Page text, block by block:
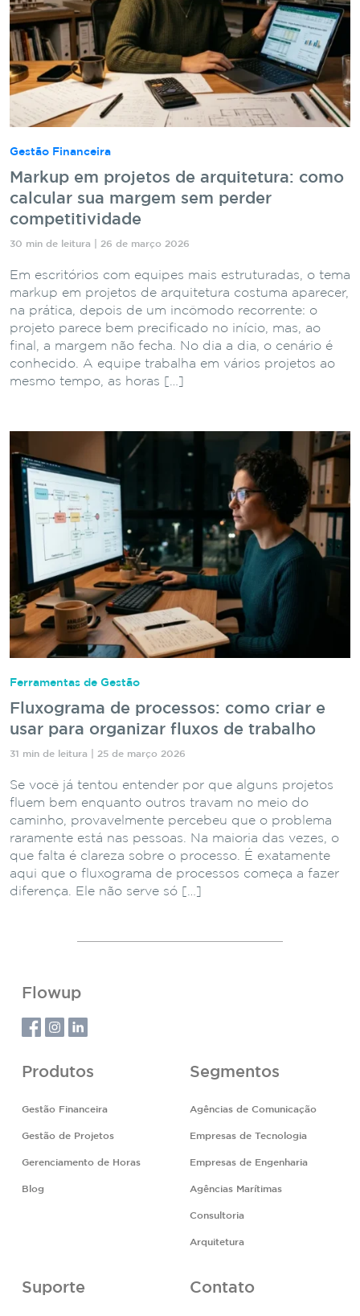
Gestão Financeira
Markup em projetos de arquitetura: como
calcular sua margem sem perder
competitividade
30 min de leitura | 26 de março 2026
Em escritórios com equipes mais estruturadas, o tema
markup em projetos de arquitetura costuma aparecer,
na prática, depois de um incômodo recorrente: o
projeto parece bem precificado no início, mas, ao
final, a margem não fecha. No dia a dia, o cenário é
conhecido. A equipe trabalha em vários projetos ao
mesmo tempo, as horas […]
Ferramentas de Gestão
Fluxograma de processos: como criar e
usar para organizar fluxos de trabalho
31 min de leitura | 25 de março 2026
Se você já tentou entender por que alguns projetos
fluem bem enquanto outros travam no meio do
caminho, provavelmente percebeu que o problema
raramente está nas pessoas. Na maioria das vezes, o
que falta é clareza sobre o processo. É exatamente
aqui que o fluxograma de processos começa a fazer
diferença. Ele não serve só […]
Flowup
Produtos
Gestão Financeira
Gestão de Projetos
Gerenciamento de Horas
Blog
Segmentos
Agências de Comunicação
Empresas de Tecnologia
Empresas de Engenharia
Agências Marítimas
Consultoria
Arquitetura
Suporte Contato